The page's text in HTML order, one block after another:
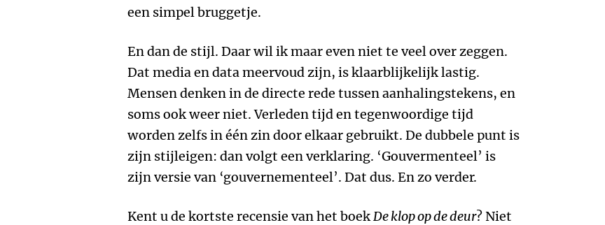
een simpel bruggetje.
En dan de stijl. Daar wil ik maar even niet te veel over zeggen.
Dat media en data meervoud zijn, is klaarblijkelijk lastig.
Mensen denken in de directe rede tussen aanhalingstekens, en
soms ook weer niet. Verleden tijd en tegenwoordige tijd
worden zelfs in één zin door elkaar gebruikt. De dubbele punt is
zijn stijleigen: dan volgt een verklaring. ‘Gouvermenteel’ is
zijn versie van ‘gouvernementeel’. Dat dus. En zo verder.
Kent u de kortste recensie van het boekDe klop op de deur? Niet